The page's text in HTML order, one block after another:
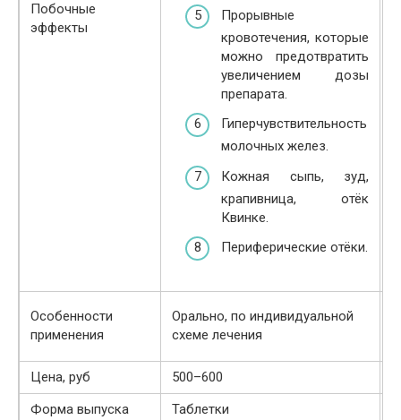
Побочные
эффекты
Прорывные
кровотечения, которые
можно предотвратить
увеличением дозы
препарата.
Гиперчувствительность
молочных желез.
Кожная сыпь, зуд,
крапивница, отёк
Квинке.
Периферические отёки.
Особенности
применения
Орально, по индивидуальной
схеме лечения
Цена, руб
500–600
Форма выпуска
Таблетки